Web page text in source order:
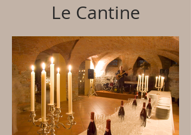
Le Cantine